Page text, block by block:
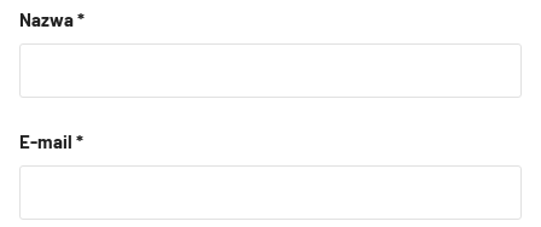
Nazwa*
E-mail *